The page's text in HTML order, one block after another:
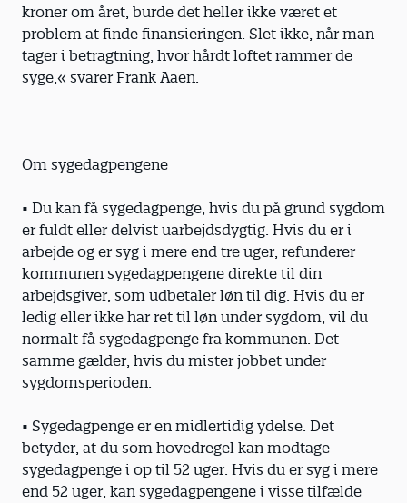
kroner om året, burde det heller ikke været et
problem at finde finansieringen. Slet ikke, når man
tager i betragtning, hvor hårdt loftet rammer de
syge,« svarer Frank Aaen.
Om sygedagpengene
• Du kan få sygedagpenge, hvis du på grund sygdom
er fuldt eller delvist uarbejdsdygtig. Hvis du er i
arbejde og er syg i mere end tre uger, refunderer
kommunen sygedagpengene direkte til din
arbejdsgiver, som udbetaler løn til dig. Hvis du er
ledig eller ikke har ret til løn under sygdom, vil du
normalt få sygedagpenge fra kommunen. Det
samme gælder, hvis du mister jobbet under
sygdomsperioden.
• Sygedagpenge er en midlertidig ydelse. Det
betyder, at du som hovedregel kan modtage
sygedagpenge i op til 52 uger. Hvis du er syg i mere
end 52 uger, kan sygedagpengene i visse tilfælde